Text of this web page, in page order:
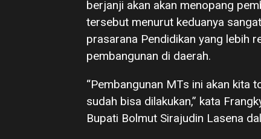
berjanji akan akan menopang
tersebut menurut keduanya
prasarana Pendidikan yang lebih
pembangunan di daerah.
“Pembangunan MTs ini akan kita
sudah bisa dilakukan,” kata
Bupati Bolmut Sirajudin Lasena